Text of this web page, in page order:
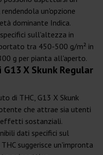
un'opzione
dominante Indica.
sull'altezza in
tra 450-500 g/m² in
g per pianta all'aperto.
X Skunk Regular
di THC, G13 X Skunk
che attrae sia utenti
effetti sostanziali.
dati specifici sul
suggerisce un'impronta